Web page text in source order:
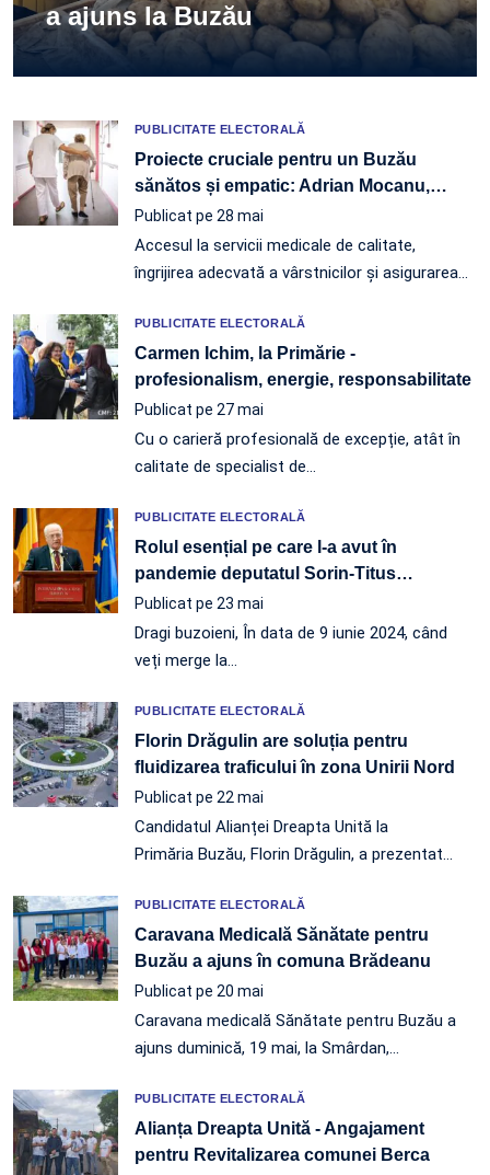
a ajuns la Buzău
PUBLICITATE ELECTORALĂ
Proiecte cruciale pentru un Buzău
sănătos și empatic: Adrian Mocanu,…
Publicat pe 28 mai
Accesul la servicii medicale de calitate,
îngrijirea adecvată a vârstnicilor și asigurarea…
PUBLICITATE ELECTORALĂ
Carmen Ichim, la Primărie -
profesionalism, energie, responsabilitate
Publicat pe 27 mai
Cu o carieră profesională de excepție, atât în
calitate de specialist de…
PUBLICITATE ELECTORALĂ
Rolul esențial pe care l-a avut în
pandemie deputatul Sorin-Titus…
Publicat pe 23 mai
Dragi buzoieni, În data de 9 iunie 2024, când
veți merge la…
PUBLICITATE ELECTORALĂ
Florin Drăgulin are soluția pentru
fluidizarea traficului în zona Unirii Nord
Publicat pe 22 mai
Candidatul Alianței Dreapta Unită la
Primăria Buzău, Florin Drăgulin, a prezentat…
PUBLICITATE ELECTORALĂ
Caravana Medicală Sănătate pentru
Buzău a ajuns în comuna Brădeanu
Publicat pe 20 mai
Caravana medicală Sănătate pentru Buzău a
ajuns duminică, 19 mai, la Smârdan,…
PUBLICITATE ELECTORALĂ
Alianța Dreapta Unită - Angajament
pentru Revitalizarea comunei Berca